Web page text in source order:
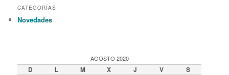
CATEGORÍAS
Novedades
AGOSTO 2020
D L M X J V S